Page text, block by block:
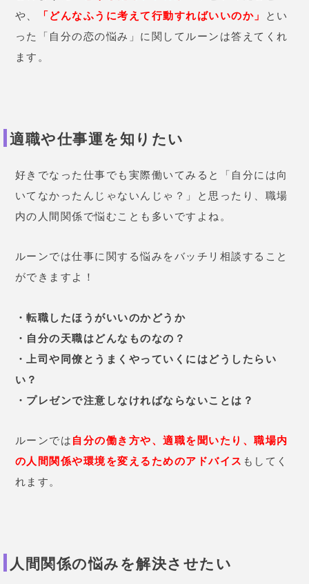
や、
「どんなふうに考えて行動すればいいのか」
とい
った「自分の恋の悩み」に関してルーンは答えてくれ
ます。
適職や仕事運を知りたい
好きでなった仕事でも実際働いてみると「自分には向
いてなかったんじゃないんじゃ？」と思ったり、職場
内の人間関係で悩むことも多いですよね。
ルーンでは仕事に関する悩みをバッチリ相談すること
ができますよ！
・転職したほうがいいのかどうか
・自分の天職はどんなものなの？
・上司や同僚とうまくやっていくにはどうしたらい
い？
・プレゼンで注意しなければならないことは？
ルーンでは 自分の働き方や、適職を聞いたり、職場内
の人間関係や環境を変えるためのアドバイス もしてく
れます。
人間関係の悩みを解決させたい